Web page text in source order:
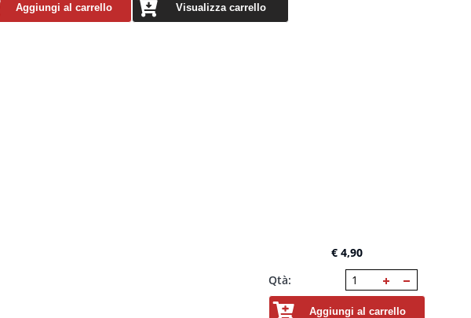
Aggiungi al carrello Visualizza carrello
€ 4,90
Qtà:
Aggiungi al carrello